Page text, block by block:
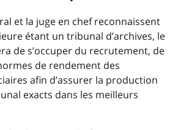
et la juge en chef reconnaissent
étant un tribunal d’archives, le
de s’occuper du recrutement, de
de rendement des
afin d’assurer la production
exacts dans les meilleurs